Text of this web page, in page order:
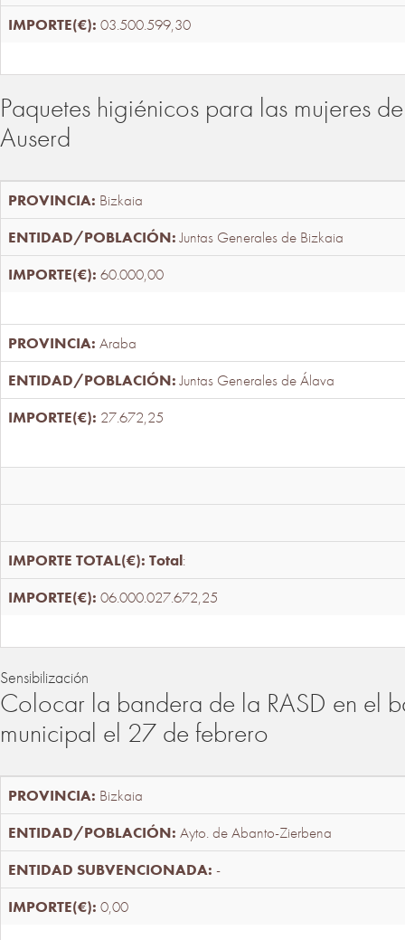
03.500.599,30
Paquetes higiénicos para las mujeres
Auserd
Bizkaia
Juntas Generales de Bizkaia
60.000,00
Araba
Juntas Generales de Álava
27.672,25
Total:
06.000.027.672,25
Sensibilización
Colocar la bandera de la RASD en el
municipal el 27 de febrero
Bizkaia
Ayto. de Abanto-Zierbena
-
0,00